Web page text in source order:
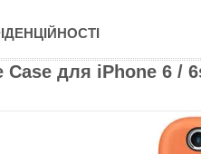
для iPhone 6 /